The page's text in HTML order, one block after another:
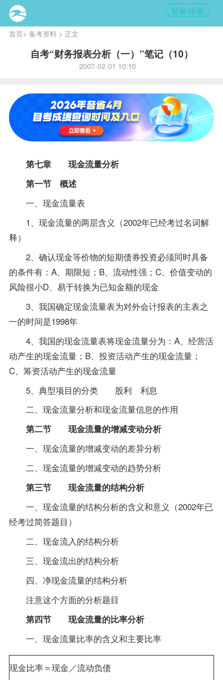
登录/注册
首页> 备考资料> 正文
自考“财务报表分析（一）”笔记（10）
2007-02-01 10:10
第七章 现金流量分析
第一节 概述
一、现金流量表
1、现金流量的两层含义（2002年已经考过名词解
释）
2、确认现金等价物的短期债券投资必须同时具备
的条件有：A、期限短；B、流动性强；C、价值变动的
风险很小D、易于转换为已知金额的现金
3、我国确定现金流量表为对外会计报表的主表之
一的时间是1998年
4、我国的现金流量表将现金流量分为：A、经营活
动产生的现金流量；B、投资活动产生的现金流量；
C、筹资活动产生的现金流量
5、典型项目的分类 股利 利息
二、现金流量分析和现金流量信息的作用
第二节 现金流量的增减变动分析
一、现金流量的增减变动的差异分析
二、现金流量的增减变动的趋势分析
第三节 现金流量的结构分析
一、现金流量的结构分析的含义和意义（2002年已
经考过简答题目）
二、现金流入的结构分析
三、现金流出的结构分析
四、净现金流量的结构分析
注意这个方面的分析题目
第四节 现金流量的比率分析
一、现金流量比率的含义和主要比率
现金比率＝现金／流动负债